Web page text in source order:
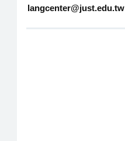
langcenter@just.edu.tw